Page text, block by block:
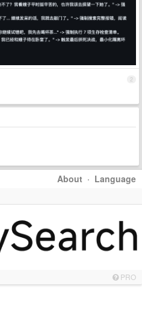
2
About · Language
PRO